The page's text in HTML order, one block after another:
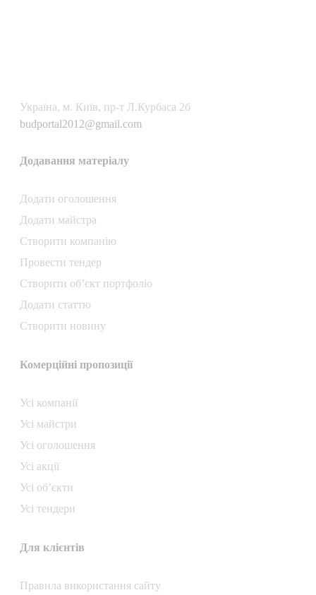
Українa, м. Київ, пр-т Л.Курбаса 2б
budportal2012@gmail.com
Додавання матеріалу
Додати oголошення
Додати майстра
Створити компанiю
Провести тендер
Створити об’єкт портфоліо
Додати статтю
Створити новину
Комерційні пропозиції
Усі компанії
Усі майстри
Усі оголошення
Усі акції
Усі об’єкти
Усі тендери
Для клієнтів
Правила використання сайту